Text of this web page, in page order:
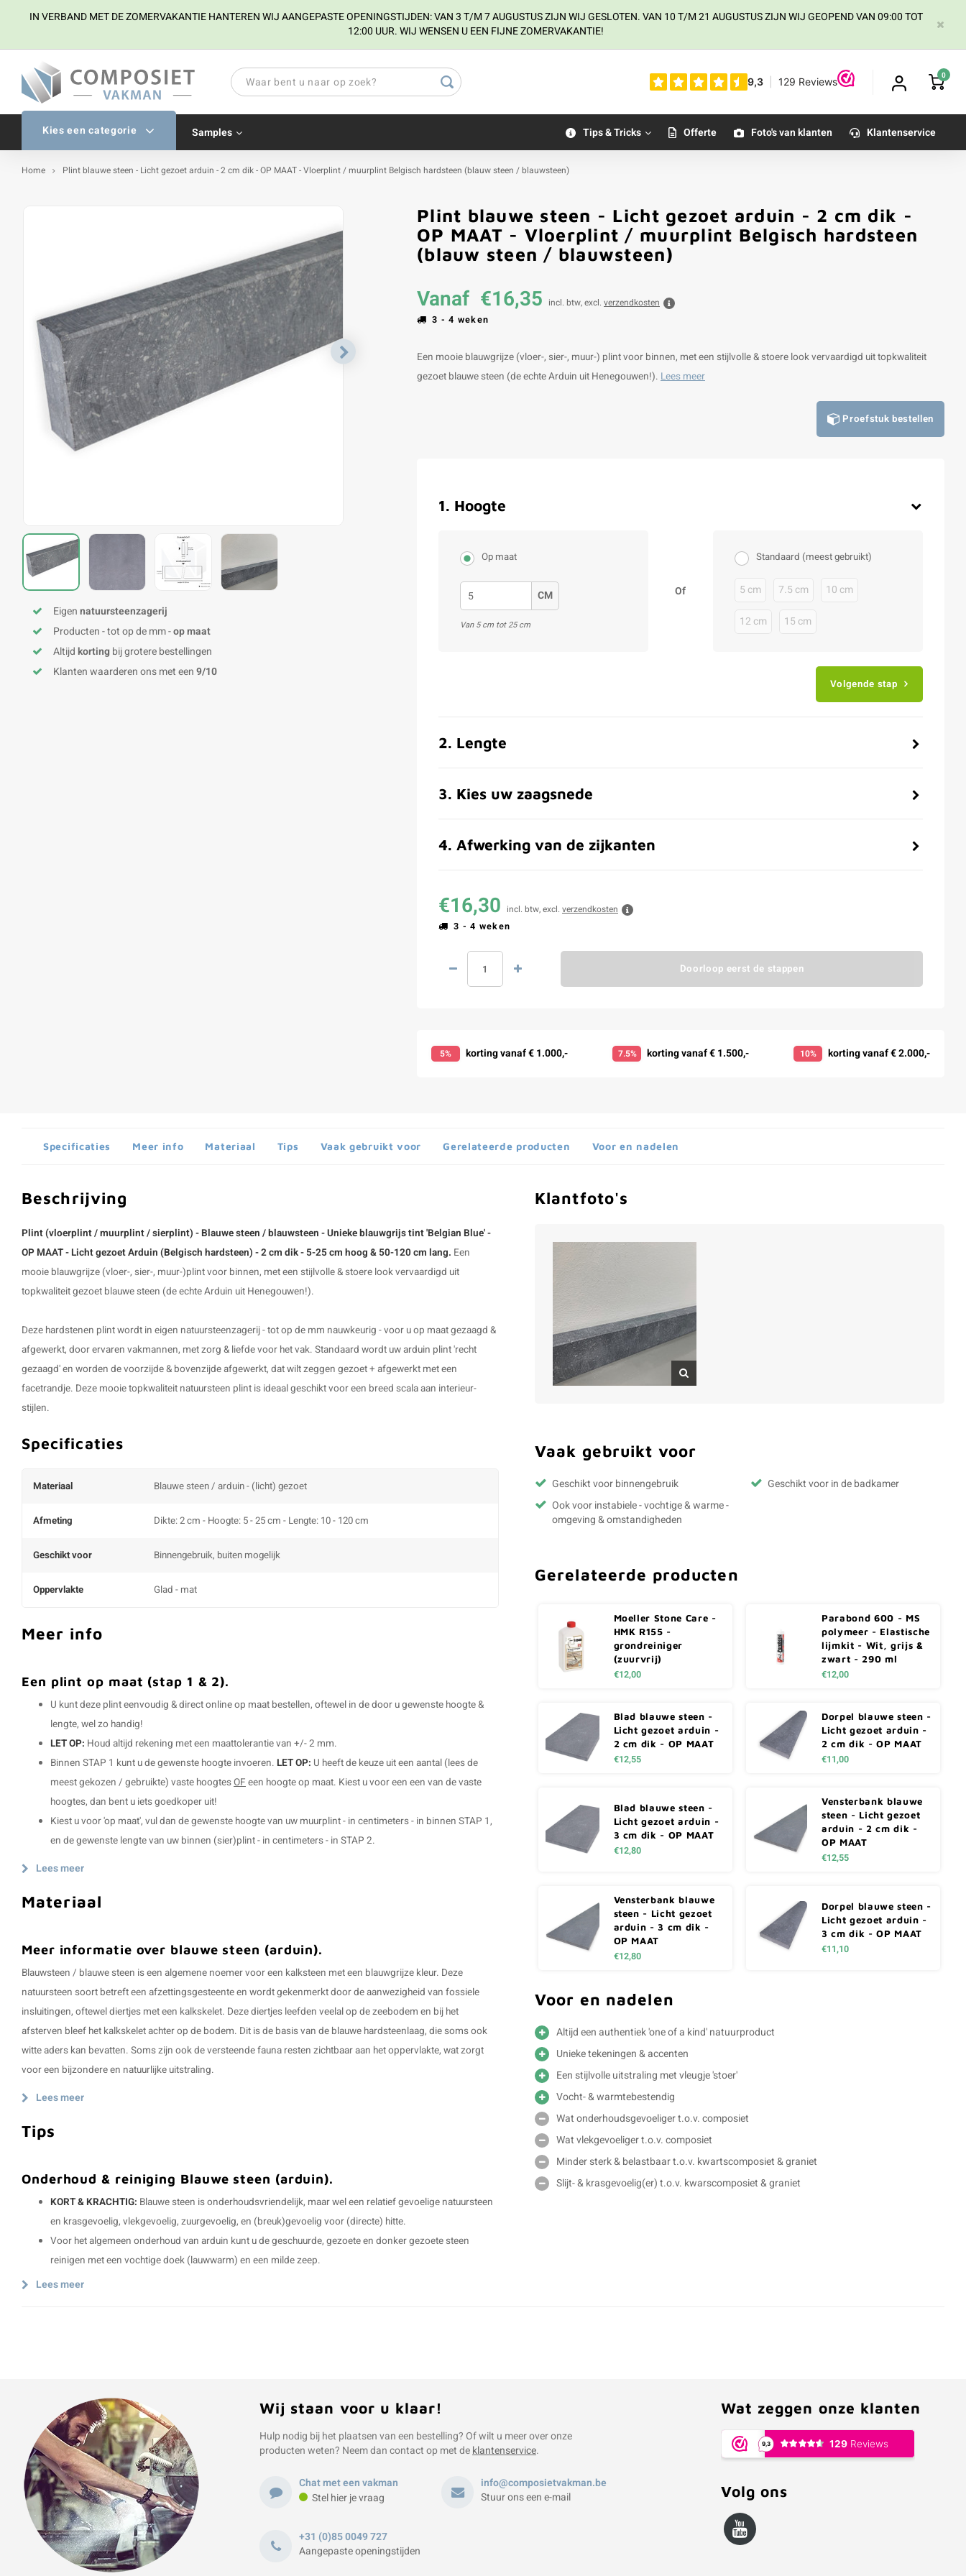
IN VERBAND MET DE ZOMERVAKANTIE HANTEREN WIJ AANGEPASTE OPENINGSTIJDEN: VAN 3 T/M 7 AUGUSTUS ZIJN WIJ GESLOTEN. VAN 10 T/M 21 AUGUSTUS ZIJN WIJ GEOPEND VAN 09:00 TOT
12:00 UUR. WIJ WENSEN U EEN FIJNE ZOMERVAKANTIE!
0
Kies een categorie Samples Tips & Tricks Offerte Foto's van klanten Klantenservice
Home Plint blauwe steen - Licht gezoet arduin - 2 cm dik - OP MAAT - Vloerplint / muurplint Belgisch hardsteen (blauw steen / blauwsteen)
Eigennatuursteenzagerij
Producten - tot op de mm -op maat
Altijdkortingbij grotere bestellingen
Klanten waarderen ons met een9/10
Plint blauwe steen - Licht gezoet arduin - 2 cm dik -
OP MAAT - Vloerplint / muurplint Belgisch hardsteen
(blauw steen / blauwsteen)
Vanaf €16,35 incl. btw, excl. verzendkosten
3 - 4 weken
Een mooie blauwgrijze (vloer-, sier-, muur-) plint voor binnen, met een stijlvolle & stoere look vervaardigd uit topkwaliteit
gezoet blauwe steen (de echte Arduin uit Henegouwen!). Lees meer
Proefstuk bestellen
1. Hoogte
Op maat
CM
Van 5 cm tot 25 cm
Of
Standaard (meest gebruikt)
5 cm 7.5 cm 10 cm
12 cm 15 cm
Volgende stap
2. Lengte
3. Kies uw zaagsnede
4. Afwerking van de zijkanten
€16,30 incl. btw, excl. verzendkosten
3 - 4 weken
Doorloop eerst de stappen
5% korting vanaf € 1.000,- 7.5% korting vanaf € 1.500,- 10% korting vanaf € 2.000,-
Specificaties Meer info Materiaal Tips Vaak gebruikt voor Gerelateerde producten Voor en nadelen
Beschrijving
Plint (vloerplint / muurplint / sierplint) - Blauwe steen / blauwsteen - Unieke blauwgrijs tint 'Belgian Blue' -
OP MAAT - Licht gezoet Arduin (Belgisch hardsteen) - 2 cm dik - 5-25 cm hoog & 50-120 cm lang. Een
mooie blauwgrijze (vloer-, sier-, muur-)plint voor binnen, met een stijlvolle & stoere look vervaardigd uit
topkwaliteit gezoet blauwe steen (de echte Arduin uit Henegouwen!).
Deze hardstenen plint wordt in eigen natuursteenzagerij - tot op de mm nauwkeurig - voor u op maat gezaagd &
afgewerkt, door ervaren vakmannen, met zorg & liefde voor het vak. Standaard wordt uwarduin plint'recht
gezaagd' en worden de voorzijde & bovenzijde afgewerkt, dat wilt zeggen gezoet + afgewerkt met een
facetrandje. Deze mooie topkwaliteit natuursteen plint is ideaal geschikt voor een breed scala aan interieur-
stijlen.
Specificaties
Materiaal Blauwe steen / arduin - (licht) gezoet
Afmeting Dikte: 2 cm - Hoogte: 5 - 25 cm - Lengte: 10 - 120 cm
Geschikt voor Binnengebruik, buiten mogelijk
Oppervlakte Glad - mat
Meer info
Een plint op maat (stap 1 & 2).
U kunt deze plint eenvoudig & direct online op maat bestellen, oftewel in de door u gewenste hoogte &
lengte, wel zo handig!
LET OP: Houd altijd rekening met een maattolerantie van +/- 2 mm.
Binnen STAP 1 kunt u de gewenste hoogte invoeren. LET OP: U heeft de keuze uit een aantal (lees de
meest gekozen / gebruikte) vaste hoogtesOFeen hoogte op maat. Kiest u voor een een van de vaste
hoogtes, dan bent u iets goedkoper uit!
Kiest u voor 'op maat', vul dan de gewenste hoogte van uw muurplint - in centimeters - in binnen STAP 1,
en de gewenste lengte van uw binnen (sier)plint - in centimeters - in STAP 2.
Lees meer
Materiaal
Meer informatie over blauwe steen (arduin).
Blauwsteen / blauwe steen is een algemene noemer voor een kalksteen met een blauwgrijze kleur. Deze
natuursteen soort betreft een afzettingsgesteente en wordt gekenmerkt door de aanwezigheid van fossiele
insluitingen, oftewel diertjes met een kalkskelet. Deze diertjes leefden veelal op de zeebodem en bij het
afsterven bleef het kalkskelet achter op de bodem. Dit is de basis van de blauwe hardsteenlaag, die soms ook
witte aders kan bevatten. Soms zijn ook de versteende fauna resten zichtbaar aan het oppervlakte, wat zorgt
voor een bijzondere en natuurlijke uitstraling.
Lees meer
Tips
Onderhoud & reiniging Blauwe steen (arduin).
KORT & KRACHTIG: Blauwe steen is onderhoudsvriendelijk, maar wel een relatief gevoelige natuursteen
en krasgevoelig, vlekgevoelig, zuurgevoelig, en (breuk)gevoelig voor (directe) hitte.
Voor het algemeen onderhoud van arduin kunt u de geschuurde, gezoete en donker gezoete steen
reinigen met een vochtige doek (lauwwarm) en een milde zeep.
Lees meer
Klantfoto's
Vaak gebruikt voor
Geschikt voor binnengebruik
Ook voor instabiele - vochtige & warme -
omgeving & omstandigheden
Geschikt voor in de badkamer
Gerelateerde producten
Moeller Stone Care -
HMK R155 -
grondreiniger
(zuurvrij)
€12,00
Parabond 600 - MS
polymeer - Elastische
lijmkit - Wit, grijs &
zwart - 290 ml
€12,00
Blad blauwe steen -
Licht gezoet arduin -
2 cm dik - OP MAAT
€12,55
Dorpel blauwe steen -
Licht gezoet arduin -
2 cm dik - OP MAAT
€11,00
Blad blauwe steen -
Licht gezoet arduin -
3 cm dik - OP MAAT
€12,80
Vensterbank blauwe
steen - Licht gezoet
arduin - 2 cm dik -
OP MAAT
€12,55
Vensterbank blauwe
steen - Licht gezoet
arduin - 3 cm dik -
OP MAAT
€12,80
Dorpel blauwe steen -
Licht gezoet arduin -
3 cm dik - OP MAAT
€11,10
Voor en nadelen
Altijd een authentiek 'one of a kind' natuurproduct
Unieke tekeningen & accenten
Een stijlvolle uitstraling met vleugje 'stoer'
Vocht- & warmtebestendig
Wat onderhoudsgevoeliger t.o.v. composiet
Wat vlekgevoeliger t.o.v. composiet
Minder sterk & belastbaar t.o.v. kwartscomposiet & graniet
Slijt- & krasgevoelig(er) t.o.v. kwarscomposiet & graniet
Wij staan voor u klaar!
Hulp nodig bij het plaatsen van een bestelling? Of wilt u meer over onze
producten weten? Neem dan contact op met deklantenservice.
Chat met een vakman
Stel hier je vraag
info@composietvakman.be
Stuur ons een e-mail
+31 (0)85 0049 727
Aangepaste openingstijden
Wat zeggen onze klanten
Volg ons